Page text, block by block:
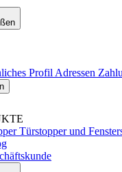
Profil Adressen
Türstopper und